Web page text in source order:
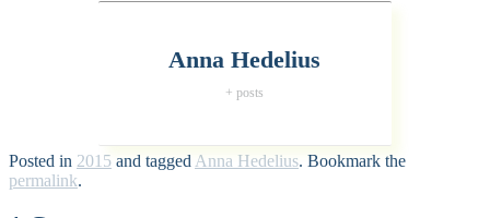
Anna Hedelius
+ posts
Posted in 2015 and tagged Anna Hedelius. Bookmark the
permalink.